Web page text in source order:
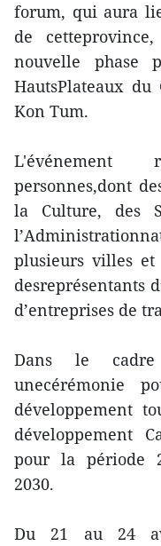
forum, qui aura
de
nouvelle phase
HautsPlateaux
Kon Tum.
personnes,dont
la Culture, des
plusieurs villes et
desreprésentants
d’entreprises de
Dans le
unecérémonie
développement
développement
pour la période
2030.
Du 21 au 24